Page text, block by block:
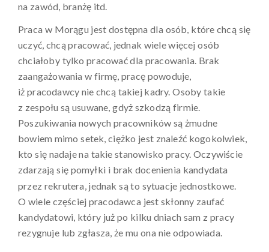
na zawód, branżę itd.
Praca w Morągu jest dostępna dla osób, które chcą się
uczyć, chcą pracować, jednak wiele więcej osób
chciałoby tylko pracować dla pracowania. Brak
zaangażowania w firmę, pracę powoduje,
iż pracodawcy nie chcą takiej kadry. Osoby takie
z zespołu są usuwane, gdyż szkodzą firmie.
Poszukiwania nowych pracowników są żmudne
bowiem mimo setek, ciężko jest znaleźć kogokolwiek,
kto się nadaje na takie stanowisko pracy. Oczywiście
zdarzają się pomyłki i brak docenienia kandydata
przez rekrutera, jednak są to sytuacje jednostkowe.
O wiele częściej pracodawca jest skłonny zaufać
kandydatowi, który już po kilku dniach sam z pracy
rezygnuje lub zgłasza, że mu ona nie odpowiada.